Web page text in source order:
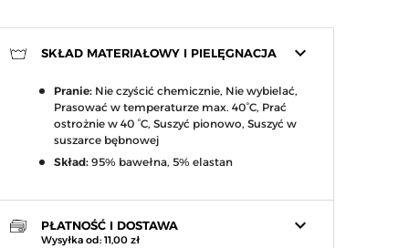
keyboard_arrow_down
SKŁAD MATERIAŁOWY I PIELĘGNACJA
Pranie: Nie czyścić chemicznie, Nie wybielać,
Prasować w temperaturze max. 40°C, Prać
ostrożnie w 40 °C, Suszyć pionowo, Suszyć w
suszarce bębnowej
Skład: 95% bawełna, 5% elastan
keyboard_arrow_down
PŁATNOŚĆ I DOSTAWA
Wysyłka od: 11,00 zł